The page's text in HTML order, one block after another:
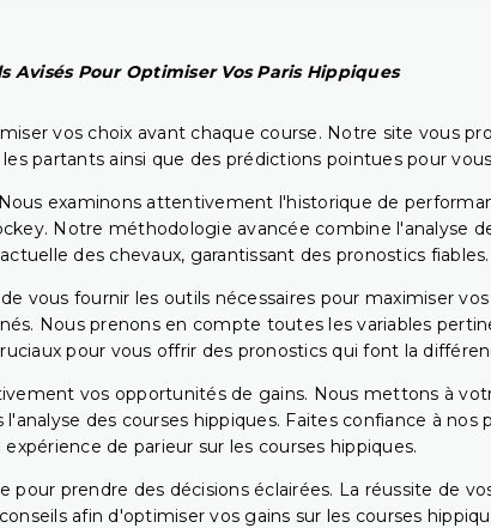
Avisés Pour Optimiser Vos Paris Hippiques
vos choix avant chaque course. Notre site vous
partants ainsi que des prédictions pointues pour
examinons attentivement l'historique de
Notre méthodologie avancée combine l'analyse
des chevaux, garantissant des pronostics fiables.
vous fournir les outils nécessaires pour maximiser
Nous prenons en compte toutes les variables
pour vous offrir des pronostics qui font la
vos opportunités de gains. Nous mettons à
des courses hippiques. Faites confiance à nos
de parieur sur les courses hippiques.
prendre des décisions éclairées. La réussite de
afin d'optimiser vos gains sur les courses